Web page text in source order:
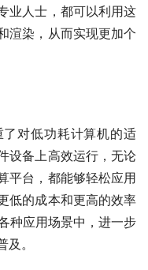
业人士，都可以利用这
渲染，从而实现更加个
对低功耗计算机的适
设备上高效运行，无论
平台，都能够轻松应用
低的成本和更高的效率
种应用场景中，进一步
。